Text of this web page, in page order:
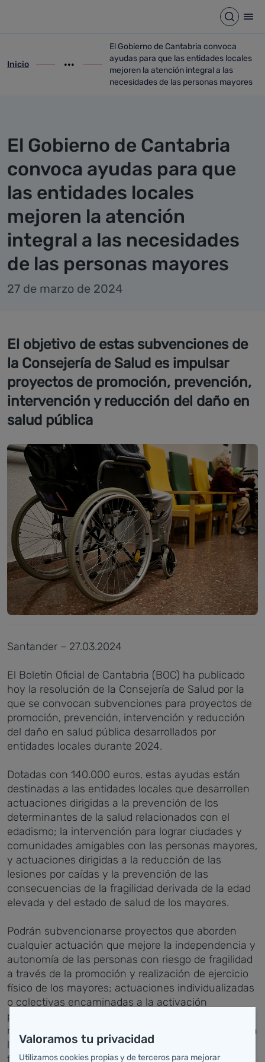
Abrir
ir-a inicio
Inicio
Mostrar opciones del camino de migas
ir-a El Gobierno de Cantabria convoca
El Gobierno de Cantabria convoca
ayudas para que las entidades locales
mejoren la atención integral a las
necesidades de las personas mayores
El Gobierno de Cantabria
convoca ayudas para que
las entidades locales
mejoren la atención
integral a las necesidades
de las personas mayores
27 de marzo de 2024
El objetivo de estas subvenciones de
la Consejería de Salud es impulsar
proyectos de promoción, prevención,
intervención y reducción del daño en
salud pública
Santander – 27.03.2024
El Boletín Oficial de Cantabria (BOC) ha publicado
hoy la resolución de la Consejería de Salud por la
que se convocan subvenciones para proyectos de
promoción, prevención, intervención y reducción
del daño en salud pública desarrollados por
entidades locales durante 2024.
Dotadas con 140.000 euros, estas ayudas están
destinadas a las entidades locales que desarrollen
actuaciones dirigidas a la prevención de los
determinantes de la salud relacionados con el
edadismo; la intervención para lograr ciudades y
comunidades amigables con las personas mayores,
y actuaciones dirigidas a la reducción de las
lesiones por caídas y la prevención de las
consecuencias de la fragilidad derivada de la edad
elevada y del estado de salud de los mayores.
Podrán subvencionarse proyectos que aborden
cualquier actuación que mejore la independencia y
autonomía de las personas con riesgo de fragilidad
a través de la promoción y realización de ejercicio
físico de los mayores; actuaciones individualizadas
o colectivas encaminadas a la activación
psicomotriz directa de las personas mayores, y
redes de atención o acompañamiento para ayuda a
la movilización y conservación de la autonomía
funcional.
Valoramos tu privacidad
Utilizamos cookies propias y de terceros para mejorar